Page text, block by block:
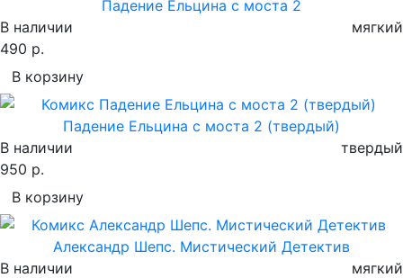
Падение Ельцина с моста 2
В наличии
мягкий
490 р.
В корзину
Падение Ельцина с моста 2 (твердый)
В наличии
твердый
950 р.
В корзину
Александр Шепс. Мистический Детектив
В наличии
мягкий